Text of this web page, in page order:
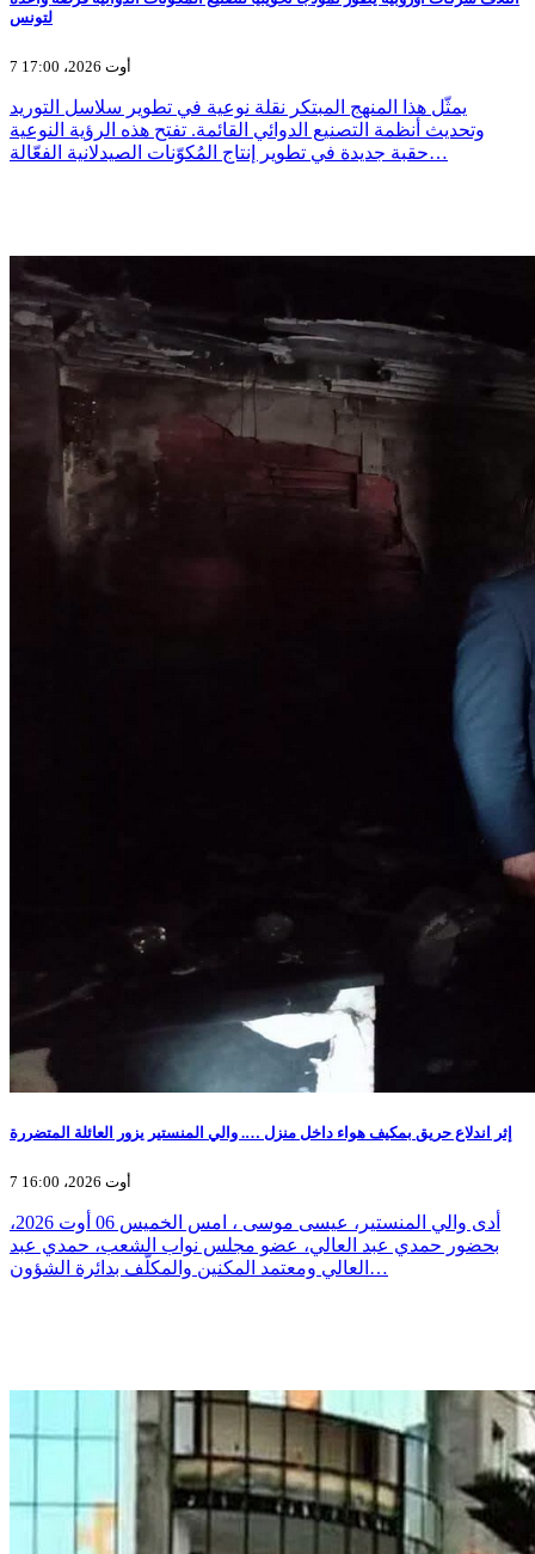
لتونس
7 أوت 2026، 17:00
يمثّل هذا المنهج المبتكر نقلة نوعية في تطوير سلاسل التوريد
وتحديث أنظمة التصنيع الدوائي القائمة. تفتح هذه الرؤية النوعية
حقبة جديدة في تطوير إنتاج المُكوّنات الصيدلانية الفعّالة…
إثر اندلاع حريق بمكيف هواء داخل منزل …. والي المنستير يزور العائلة المتضررة
7 أوت 2026، 16:00
أدى والي المنستير، عيسى موسى ، امس الخميس 06 أوت 2026،
بحضور حمدي عبد العالي، عضو مجلس نواب الشعب، حمدي عبد
العالي ومعتمد المكنين والمكلّف بدائرة الشؤون…